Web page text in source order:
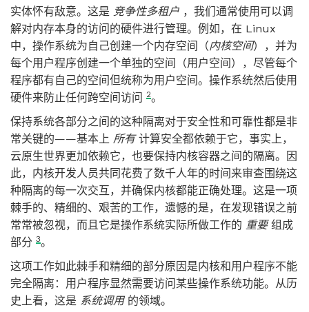
实体怀有敌意。这是 竞争性多租户，我们通常使用可以调
解对内存本身的访问的硬件进行管理。例如，在 Linux
中，操作系统为自己创建一个内存空间（内核空间），并为
每个用户程序创建一个单独的空间（用户空间），尽管每个
程序都有自己的空间但统称为用户空间。操作系统然后使用
硬件来防止任何跨空间访问
2。
保持系统各部分之间的这种隔离对于安全性和可靠性都是非
常关键的——基本上 所有计算安全都依赖于它，事实上，
云原生世界更加依赖它，也要保持内核容器之间的隔离。因
此，内核开发人员共同花费了数千人年的时间来审查围绕这
种隔离的每一次交互，并确保内核都能正确处理。这是一项
棘手的、精细的、艰苦的工作，遗憾的是，在发现错误之前
常常被忽视，而且它是操作系统实际所做工作的 重要组成
部分 3。
这项工作如此棘手和精细的部分原因是内核和用户程序不能
完全隔离：用户程序显然需要访问某些操作系统功能。从历
史上看，这是 系统调用的领域。